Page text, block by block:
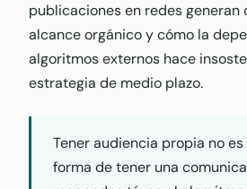
publicaciones en redes generan
alcance orgánico y cómo la
algoritmos externos hace
estrategia de medio plazo.
Tener audiencia propia no es
forma de tener una